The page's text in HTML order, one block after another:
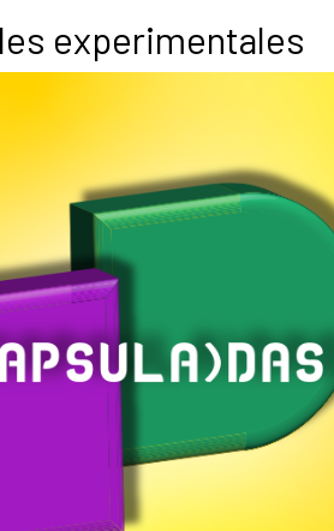
experimentales